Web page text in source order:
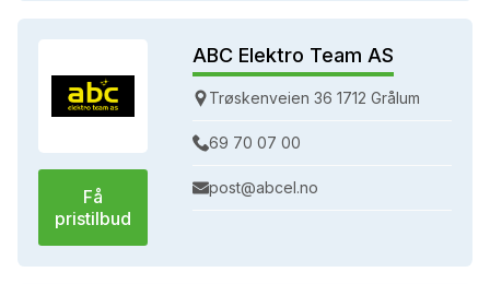
Få
pristilbud
ABC Elektro Team AS
Trøskenveien 36 1712 Grålum
69 70 07 00
post@abcel.no